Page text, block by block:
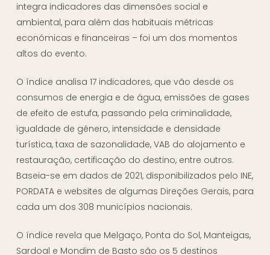
integra indicadores das dimensões social e
ambiental, para além das habituais métricas
económicas e financeiras – foi um dos momentos
altos do evento.
O índice analisa 17 indicadores, que vão desde os
consumos de energia e de água, emissões de gases
de efeito de estufa, passando pela criminalidade,
igualdade de género, intensidade e densidade
turística, taxa de sazonalidade, VAB do alojamento e
restauração, certificação do destino, entre outros.
Baseia-se em dados de 2021, disponibilizados pelo INE,
PORDATA e websites de algumas Direções Gerais, para
cada um dos 308 municípios nacionais.
O índice revela que Melgaço, Ponta do Sol, Manteigas,
Sardoal e Mondim de Basto são os 5 destinos